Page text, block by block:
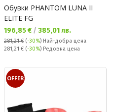
Обувки PHANTOM LUNA II
ELITE FG
Текуща цена:
196,85 € / 385,01 лв.
281,21 € (-30%) Най-добра цена
Редовна цена:
281,21 € (-30%) Редовна цена
OFFER